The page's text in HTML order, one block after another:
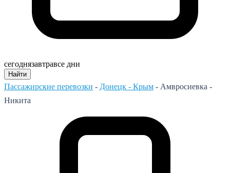
сегоднязавтравсе дни
Найти
Пассажирские перевозки - Донецк - Крым - Амвросиевка -
Никита